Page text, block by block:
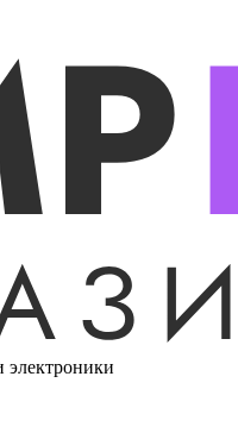
электроники